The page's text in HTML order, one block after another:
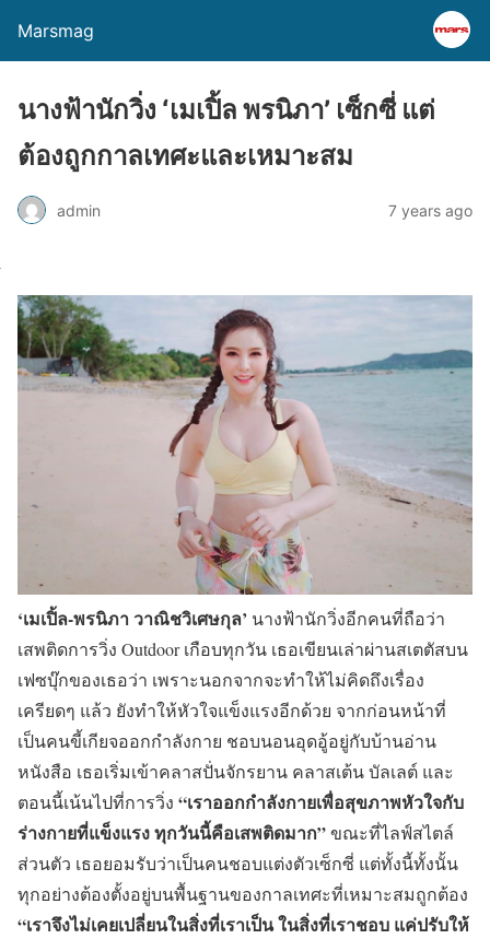
Marsmag
นางฟ้านักวิ่ง ‘เมเปิ้ล พรนิภา’ เซ็กซี่ แต่
ต้องถูกกาลเทศะและเหมาะสม
admin 7 years ago
‘เมเปิ้ล-พรนิภา วาณิชวิเศษกุล’ นางฟ้านักวิ่งอีกคนที่ถือว่า
เสพติดการวิ่ง Outdoor เกือบทุกวัน เธอเขียนเล่าผ่านสเตตัสบน
เฟซบุ๊กของเธอว่า เพราะนอกจากจะทำให้ไม่คิดถึงเรื่อง
เครียดๆ แล้ว ยังทำให้หัวใจแข็งแรงอีกด้วย จากก่อนหน้าที่
เป็นคนขี้เกียจออกกำลังกาย ชอบนอนอุดอู้อยู่กับบ้านอ่าน
หนังสือ เธอเริ่มเข้าคลาสปั่นจักรยาน คลาสเต้น บัลเลต์ และ
ตอนนี้เน้นไปที่การวิ่ง “เราออกกำลังกายเพื่อสุขภาพหัวใจกับ
ร่างกายที่แข็งแรง ทุกวันนี้คือเสพติดมาก”ขณะที่ไลฟ์สไตล์
ส่วนตัว เธอยอมรับว่าเป็นคนชอบแต่งตัวเซ็กซี่ แต่ทั้งนี้ทั้งนั้น
ทุกอย่างต้องตั้งอยู่บนพื้นฐานของกาลเทศะที่เหมาะสมถูกต้อง
“เราจึงไม่เคยเปลี่ยนในสิ่งที่เราเป็น ในสิ่งที่เราชอบ แค่ปรับให้